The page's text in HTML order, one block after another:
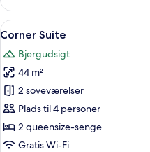
Connecting
Room
Indlæs
alle
billeder
af
Corner
Suite
5
Corner Suite
Bjergudsigt
44 m²
2 soveværelser
Plads til 4 personer
2 queensize-senge
Gratis Wi-Fi